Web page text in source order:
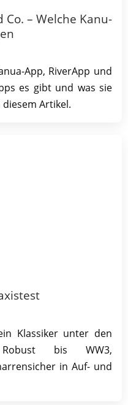
Co. – Welche Kanu-
App, RiverApp und
es gibt und was sie
Artikel.
Klassiker unter den
Robust bis WW3,
in Auf- und